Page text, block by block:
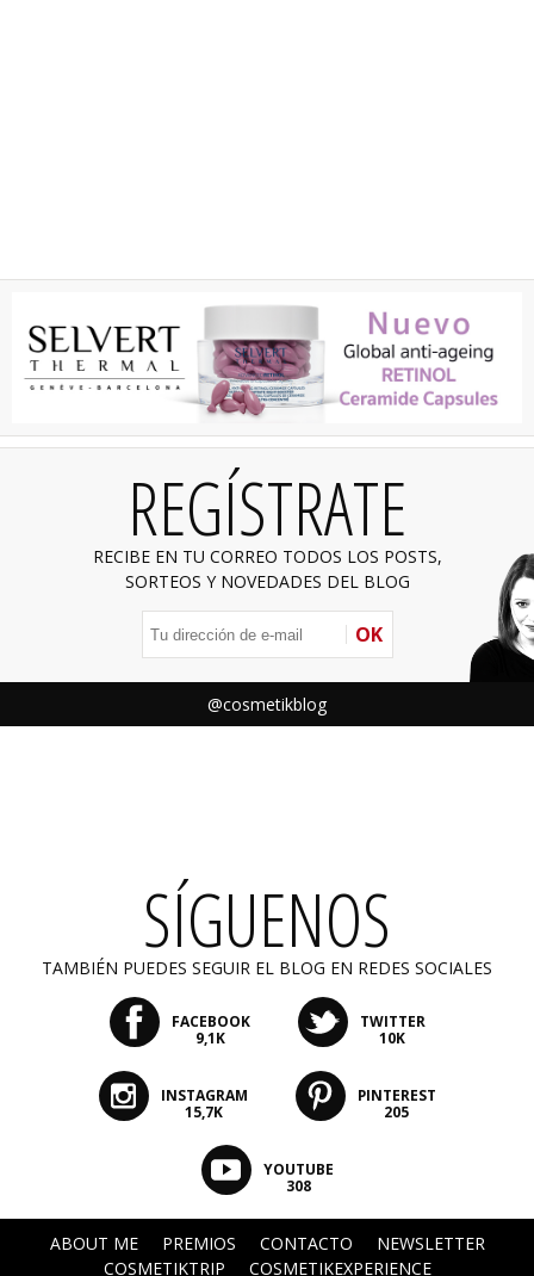
REGÍSTRATE
RECIBE EN TU CORREO TODOS LOS POSTS,
SORTEOS Y NOVEDADES DEL BLOG
OK
@cosmetikblog
SÍGUENOS
TAMBIÉN PUEDES SEGUIR EL BLOG EN REDES SOCIALES
FACEBOOK
9,1K
TWITTER
10K
INSTAGRAM
15,7K
PINTEREST
205
YOUTUBE
308
ABOUT ME PREMIOS CONTACTO
NEWSLETTER
COSMETIKTRIP
COSMETIKEXPERIENCE